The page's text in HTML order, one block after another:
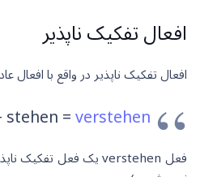
افعال تفکیک ناپذیر
افعال تفکیک ناپذیر در واقع با
stehen =verstehen